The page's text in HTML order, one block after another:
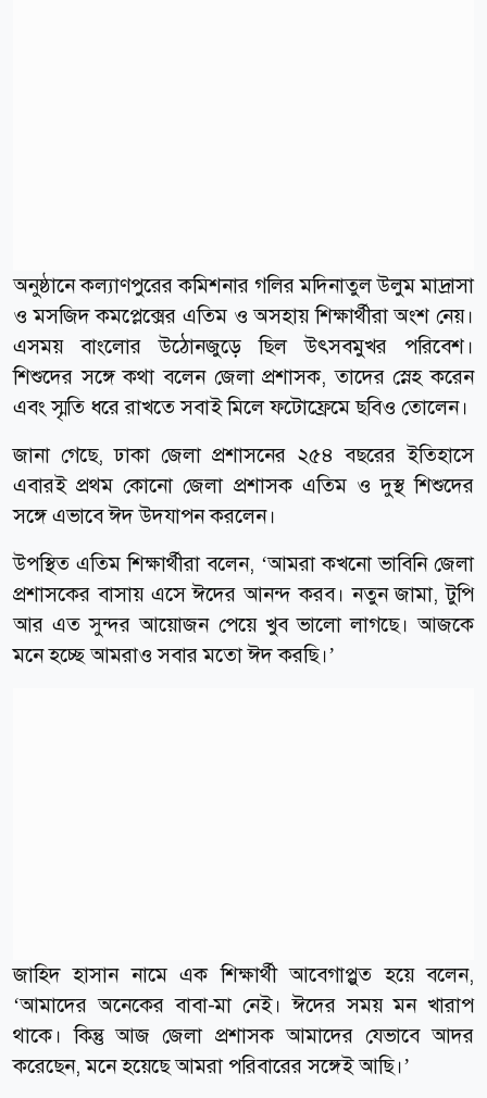
অনুষ্ঠানে কল্যাণপুরের কমিশনার গলির মদিনাতুল উলুম মাদ্রাসা
ও মসজিদ কমপ্লেক্সের এতিম ও অসহায় শিক্ষার্থীরা অংশ নেয়।
এসময় বাংলোর উঠোনজুড়ে ছিল উৎসবমুখর পরিবেশ।
শিশুদের সঙ্গে কথা বলেন জেলা প্রশাসক, তাদের স্নেহ করেন
এবং স্মৃতি ধরে রাখতে সবাই মিলে ফটোফ্রেমে ছবিও তোলেন।
জানা গেছে, ঢাকা জেলা প্রশাসনের ২৫৪ বছরের ইতিহাসে
এবারই প্রথম কোনো জেলা প্রশাসক এতিম ও দুস্থ শিশুদের
সঙ্গে এভাবে ঈদ উদযাপন করলেন।
উপস্থিত এতিম শিক্ষার্থীরা বলেন, ‘আমরা কখনো ভাবিনি জেলা
প্রশাসকের বাসায় এসে ঈদের আনন্দ করব। নতুন জামা, টুপি
আর এত সুন্দর আয়োজন পেয়ে খুব ভালো লাগছে। আজকে
মনে হচ্ছে আমরাও সবার মতো ঈদ করছি।’
জাহিদ হাসান নামে এক শিক্ষার্থী আবেগাপ্লুত হয়ে বলেন,
‘আমাদের অনেকের বাবা-মা নেই। ঈদের সময় মন খারাপ
থাকে। কিন্তু আজ জেলা প্রশাসক আমাদের যেভাবে আদর
করেছেন, মনে হয়েছে আমরা পরিবারের সঙ্গেই আছি।’